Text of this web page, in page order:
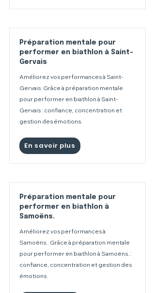
Préparation mentale pour
performer en biathlon à Saint-
Gervais
Améliorez vos performances à Saint-
Gervais. Grâce à préparation mentale
pour performer en biathlon à Saint-
Gervais : confiance, concentration et
gestion des émotions.
En savoir plus
Préparation mentale pour
performer en biathlon à
Samoëns.
Améliorez vos performances à
Samoëns.. Grâce à préparation mentale
pour performer en biathlon à Samoëns. :
confiance, concentration et gestion des
émotions.